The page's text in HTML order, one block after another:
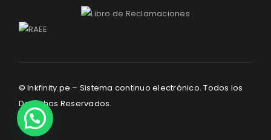
© Inkfinity.pe – Sistema continuo electrónico. Todos los
Derechos Reservados.